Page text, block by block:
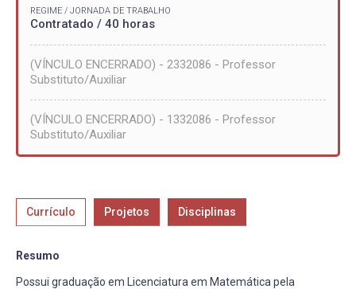
REGIME / JORNADA DE TRABALHO
Contratado / 40 horas
(VÍNCULO ENCERRADO) - 2332086 - Professor
Substituto/Auxiliar
(VÍNCULO ENCERRADO) - 1332086 - Professor
Substituto/Auxiliar
Currículo Projetos Disciplinas
Resumo
Possui graduação em Licenciatura em Matemática pela